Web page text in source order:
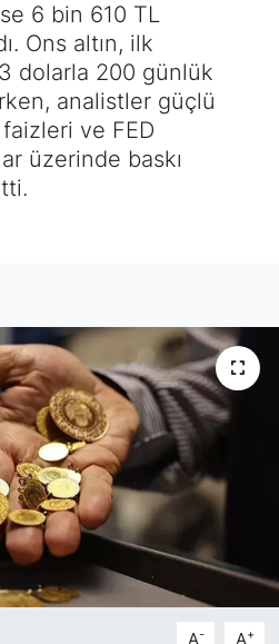
6 bin 610 TL
Ons altın, ilk
dolarla 200 günlük
analistler güçlü
ve FED
üzerinde baskı
A- A+
ve Fikstür